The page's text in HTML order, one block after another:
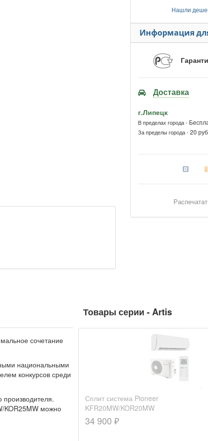
Нашли
Информация
Доставка
г.Липецк
В пределах города -
За пределы города - 20
сочетание
национальными
конкурсов среди
KOR25MW можно
Товары серии - Artis
Сплит система Pioneer
KFR20MW/KOR20MW
34 900 ₽